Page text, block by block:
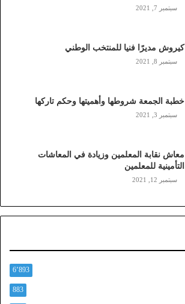
سبتمبر 7, 2021
كيروش مديرًا فنيا للمنتخب الوطني
سبتمبر 8, 2021
خطبة الجمعة شروطها وأهميتها وحكم تاركها
سبتمبر 3, 2021
معاش نقابة المعلمين وزيادة في المعاشات
التأمينية للمعلمين
سبتمبر 12, 2021
6٬893
883